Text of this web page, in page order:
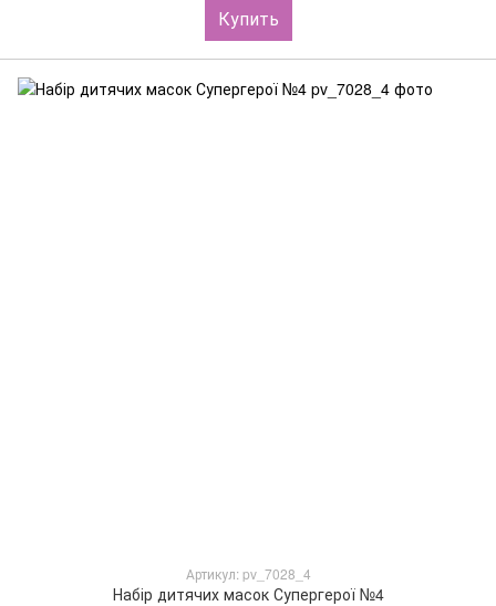
Купить
Артикул: pv_7028_4
Набір дитячих масок Супергерої №4